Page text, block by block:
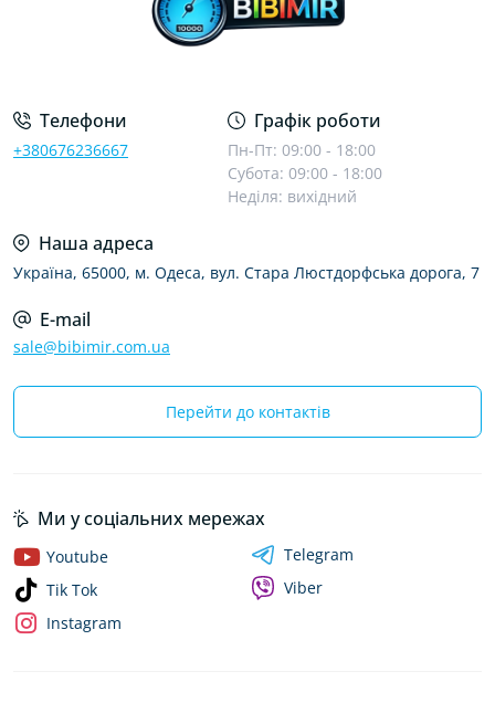
Телефони
+380676236667
Графік роботи
Пн-Пт: 09:00 - 18:00
Субота: 09:00 - 18:00
Неділя: вихідний
Наша адреса
Україна, 65000, м. Одеса, вул. Стара Люстдорфська дорога, 7
E-mail
sale@bibimir.com.ua
Перейти до контактів
Ми у соціальних мережах
Youtube
Tik Tok
Instagram
Telegram
Viber